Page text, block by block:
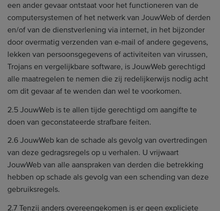
een ander gevaar ontstaat voor het functioneren van de
computersystemen of het netwerk van JouwWeb of derden
en/of van de dienstverlening via internet, in het bijzonder
door overmatig verzenden van e-mail of andere gegevens,
lekken van persoonsgegevens of activiteiten van virussen,
Trojans en vergelijkbare software, is JouwWeb gerechtigd
alle maatregelen te nemen die zij redelijkerwijs nodig acht
om dit gevaar af te wenden dan wel te voorkomen.
2.5 JouwWeb is te allen tijde gerechtigd om aangifte te
doen van geconstateerde strafbare feiten.
2.6 JouwWeb kan de schade als gevolg van overtredingen
van deze gedragsregels op u verhalen. U vrijwaart
JouwWeb van alle aanspraken van derden die betrekking
hebben op schade als gevolg van een schending van deze
gebruiksregels.
2.7 Tenzij anders overeengekomen is er geen expliciete